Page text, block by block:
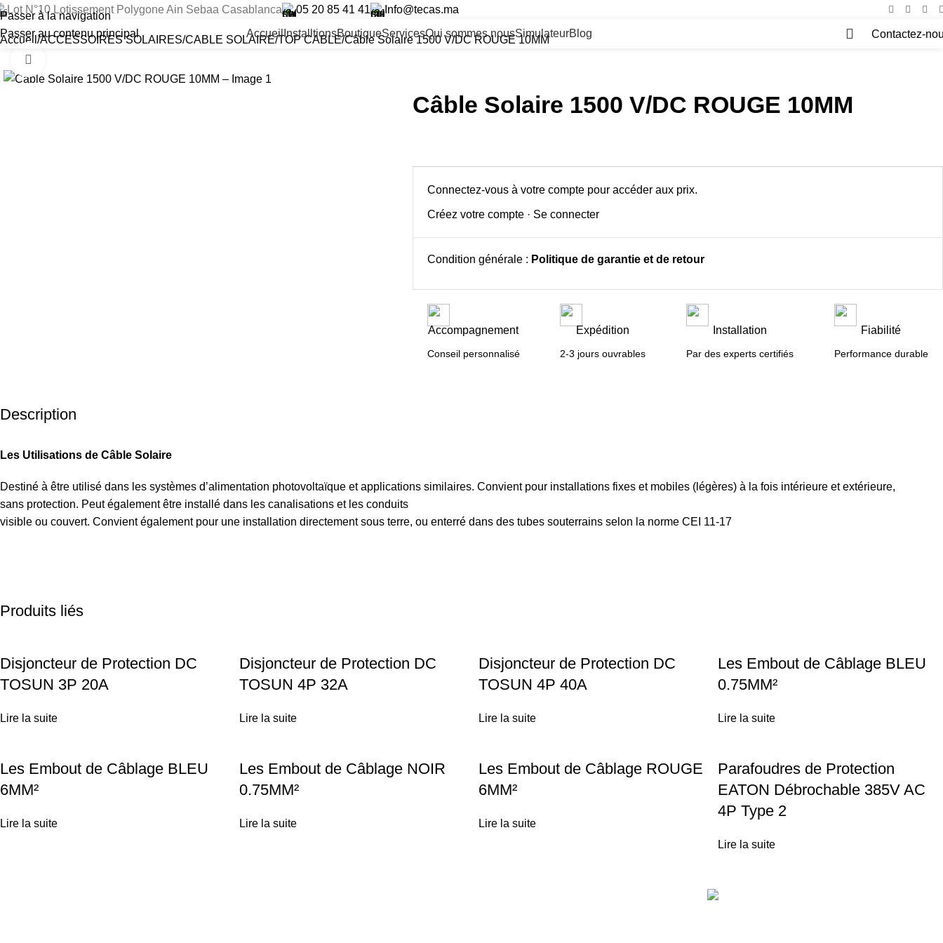
Passer à la navigation
Passer au contenu principal
Lot N°10 Lotissement Polygone Ain Sebaa Casablanca 05 20 85 41 41
Info@tecas.ma
AccueilInstalltionsBoutiqueServicesQui sommes nousSimulateurBlog Contactez-
Accueil ACCESSOIRES SOLAIRES CABLE SOLAIRE TOP CABLE Câble Solaire 1500 V/DC ROUGE 10MM
Câble Solaire 1500 V/DC ROUGE 10MM
Connectez-vous à votre compte pour accéder aux prix.
Créez votre compte· Se connecter
Condition générale : Politique de garantie et de retour
Accompagnement
Conseil personnalisé
Expédition
2-3 jours ouvrables
Installation
Par des experts certifiés
Fiabilité
Performance durable
Description
Les Utilisations de Câble Solaire
Destiné à être utilisé dans les systèmes d’alimentation photovoltaïque et applications similaires. Convient pour installations fixes et mobiles (légères) à la fois intérieure et extérieure,
sans protection. Peut également être installé dans les canalisations et les conduits
visible ou couvert. Convient également pour une installation directement sous terre, ou enterré dans des tubes souterrains selon la norme CEI 11-17
Produits liés
Disjoncteur de Protection DC
TOSUN 3P 20A
Lire la suite
Disjoncteur de Protection DC
TOSUN 4P 32A
Lire la suite
Disjoncteur de Protection DC
TOSUN 4P 40A
Lire la suite
Les Embout de Câblage BLEU
0.75MM²
Lire la suite
Les Embout de Câblage BLEU
6MM²
Lire la suite
Les Embout de Câblage NOIR
0.75MM²
Lire la suite
Les Embout de Câblage ROUGE
6MM²
Lire la suite
Parafoudres de Protection
EATON Débrochable 385V AC
4P Type 2
Lire la suite